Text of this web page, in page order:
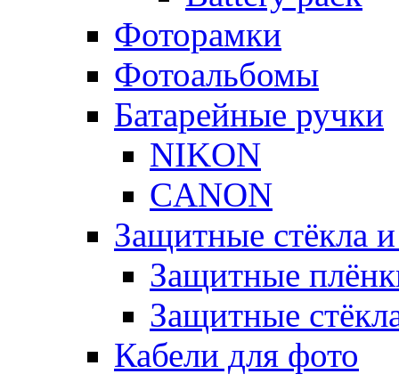
Фоторамки
Фотоальбомы
Батарейные ручки
NIKON
CANON
Защитные стёкла
Защитные
Защитные
Кабели для фото